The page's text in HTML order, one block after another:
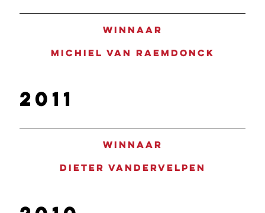
Winnaar
Michiel Van Raemdonck
2011
Winnaar
Dieter Vandervelpen